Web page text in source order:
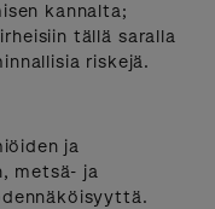
kannalta;
tällä saralla
riskejä.
ja
metsä- ja